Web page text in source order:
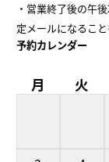
・営業終了後の午
定メールになるこ
予約カレンダー
月 火